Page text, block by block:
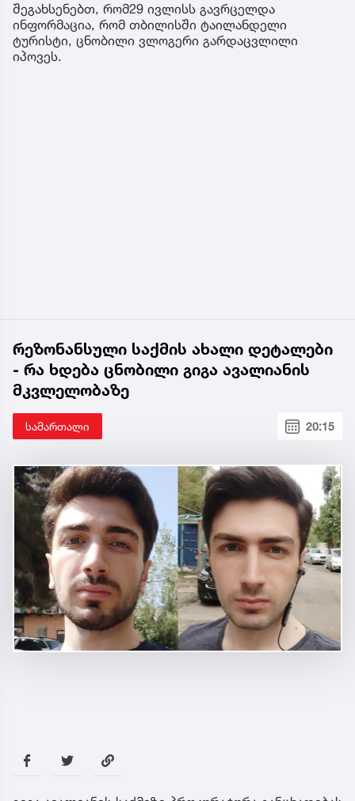
შეგახსენებთ, რომ29 ივლისს გავრცელდა
ინფორმაცია, რომ თბილისში ტაილანდელი
ტურისტი, ცნობილი ვლოგერი გარდაცვლილი
იპოვეს.
რეზონანსული საქმის ახალი დეტალები
- რა ხდება ცნობილი გიგა ავალიანის
მკვლელობაზე
სამართალი 20:15